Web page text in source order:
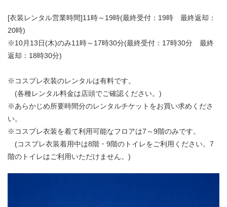
[衣装レンタル営業時間]11時～19時(最終受付：19時 最終返却：
20時)
※10月13日(木)のみ11時～17時30分(最終受付：17時30分 最終
返却：18時30分)
※コスプレ衣装のレンタルは有料です。
(各種レンタル料金は店頭でご確認ください。)
※あらかじめ所要時間分のレンタルチケットをお買い求めくださ
い。
※コスプレ衣装を着て利用可能なフロアは7～9階のみです。
(コスプレ衣装着用中は8階・9階のトイレをご利用ください。7
階のトイレはご利用いただけません。)